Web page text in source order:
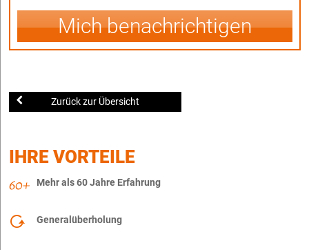
Mich benachrichtigen
Zurück zur Übersicht
IHRE VORTEILE
Mehr als 60 Jahre Erfahrung
Generalüberholung